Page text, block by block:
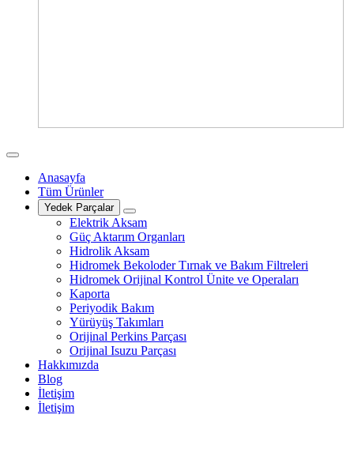
Anasayfa
Tüm Ürünler
Yedek Parçalar
Elektrik Aksam
Güç Aktarım Organları
Hidrolik Aksam
Hidromek Bekoloder Tırnak ve Bakım Filtreleri
Hidromek Orijinal Kontrol Ünite ve Operaları
Kaporta
Periyodik Bakım
Yürüyüş Takımları
Orijinal Perkins Parçası
Orijinal Isuzu Parçası
Hakkımızda
Blog
İletişim
İletişim